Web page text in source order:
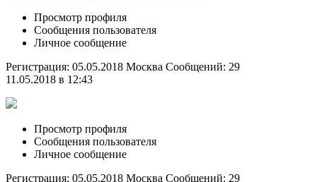
Просмотр профиля
Сообщения пользователя
Личное сообщение
Регистрация: 05.05.2018 Москва Сообщений: 29
11.05.2018 в 12:43
Просмотр профиля
Сообщения пользователя
Личное сообщение
Регистрация: 05.05.2018 Москва Сообщений: 29